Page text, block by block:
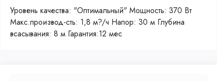
Уровень качества: "Оптимальный" Мощность: 370 Вт
Макс.производ-сть: 1,8 м?/ч Напор: 30 м Глубина
всасывания: 8 м Гарантия:12 мес